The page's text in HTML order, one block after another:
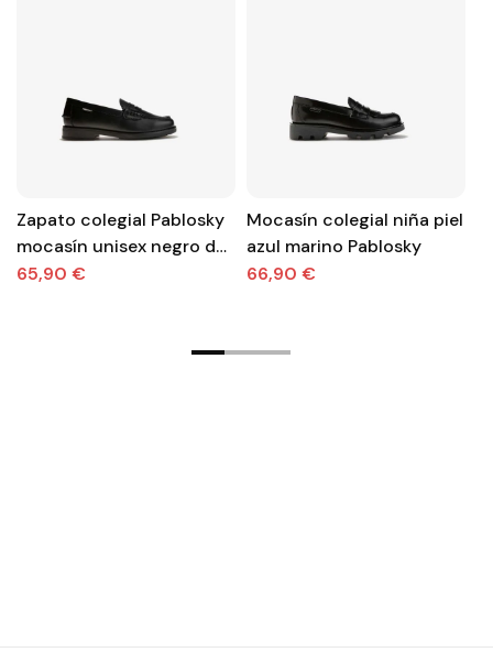
Zapato colegial Pablosky
mocasín unisex negro de
piel
65,90 €
Mocasín colegial niña piel
azul marino Pablosky
66,90 €